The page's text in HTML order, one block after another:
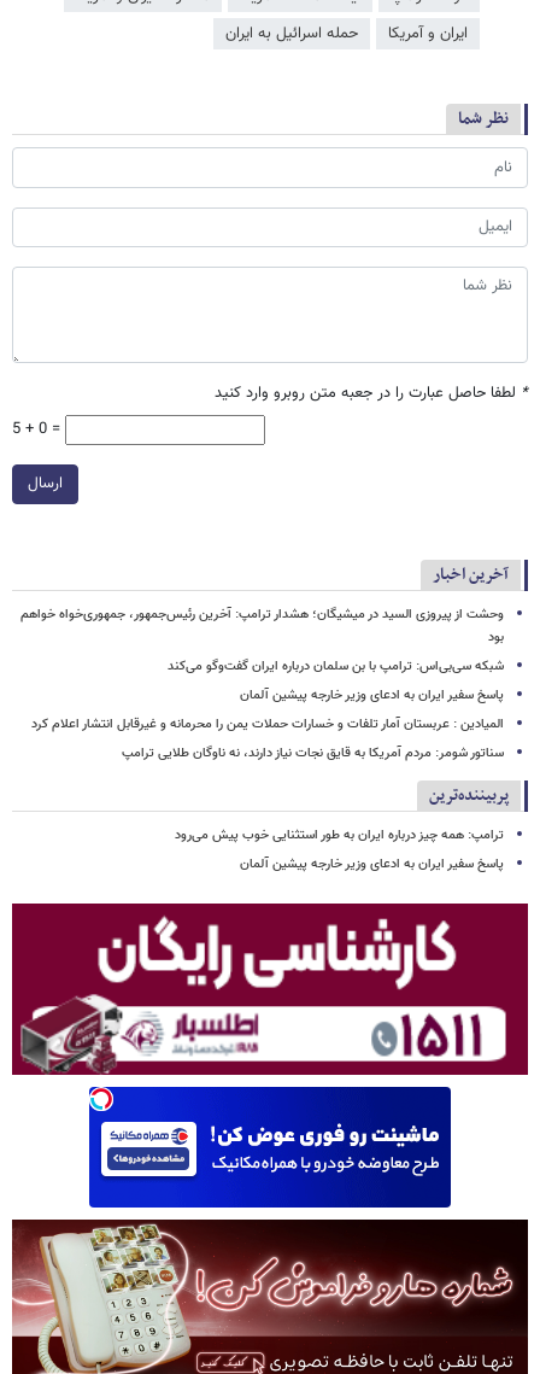
ایران و آمریکا
حمله اسرائیل به ایران
نظر شما
* لطفا حاصل عبارت را در جعبه متن روبرو وارد کنید
5 + 0 =
ارسال
آخرین اخبار
وحشت از پیروزی السید در میشیگان؛ هشدار ترامپ: آخرین رئیس‌جمهور، جمهوری‌خواه خواهم
بود
شبکه سی‌بی‌اس: ترامپ با بن سلمان درباره ایران گفت‌وگو می‌کند
پاسخ سفیر ایران به ادعای وزیر خارجه پیشین آلمان
المیادین : عربستان آمار تلفات و خسارات حملات یمن را محرمانه و غیرقابل انتشار اعلام کرد
سناتور شومر: مردم آمریکا به قایق نجات نیاز دارند، نه ناوگان طلایی ترامپ
پربیننده‌ترین
ترامپ: همه چیز درباره ایران به طور استثنایی خوب پیش می‌رود
پاسخ سفیر ایران به ادعای وزیر خارجه پیشین آلمان